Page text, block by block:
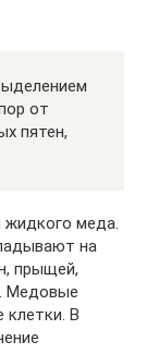
от
пятен,
жидкого меда.
на
прыщей,
Медовые
В